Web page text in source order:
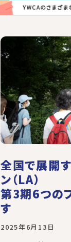
全国で展開
ン（LA）
第3期6つの
す
2025年6月13日